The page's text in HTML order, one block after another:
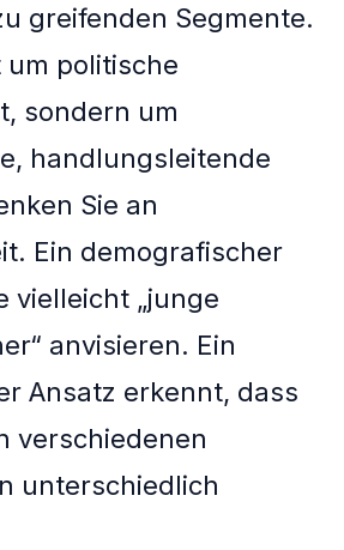
greifenden Segmente.
um politische
sondern um
handlungsleitende
Sie an
Ein demografischer
vielleicht „junge
anvisieren. Ein
Ansatz erkennt, dass
verschiedenen
unterschiedlich